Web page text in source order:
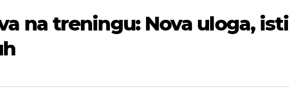
na treningu: Nova uloga, isti